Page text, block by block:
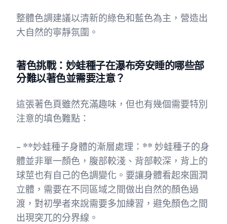
整體色調建議以清新的綠色和藍色為主，營造出
大自然的寧靜氛圍。
著色挑戰：妙蛙種子在瀑布旁安睡的哪些部
分難以著色並需要注意？
這張著色頁雖然充滿趣味，但也有幾個需要特別
注意的填色難點：
- **妙蛙種子身體的漸層處理：** 妙蛙種子的身
體並非單一顏色，腹部較淺、背部較深，背上的
球莖也有自己的色調變化。要讓身體看起來圓潤
立體，需要在不同區域之間做出自然的顏色過
渡，對初學者來說需要多加練習，避免顏色之間
出現突兀的分界線。